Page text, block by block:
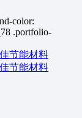
color:
.portfolio-